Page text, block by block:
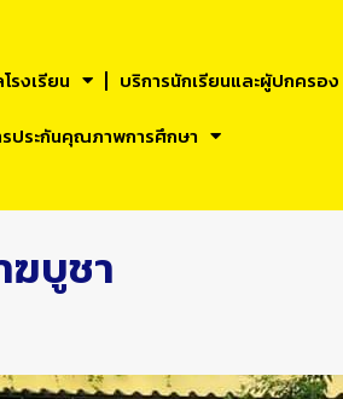
รงเรียน บริการนักเรียนและผูัปกครอง
ประกันคุณภาพการศึกษา
ฆบูชา